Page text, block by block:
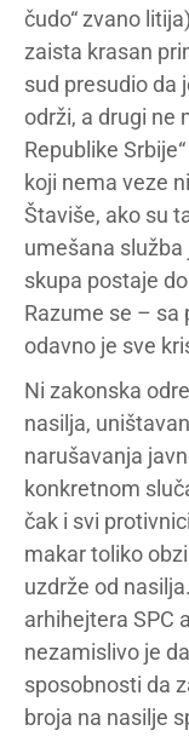
čudo“ zvano
zaista krasan
sud presudio da
održi, a drugi ne
Republike
koji nema veze
Štaviše, ako su
umešana služba
skupa postaje
Razume se – sa
odavno je sve
Ni zakonska
nasilja,
narušavanja
konkretnom
čak i svi
makar toliko
uzdrže od
arhihejtera SPC
nezamislivo je
sposobnosti da
broja na nasilje